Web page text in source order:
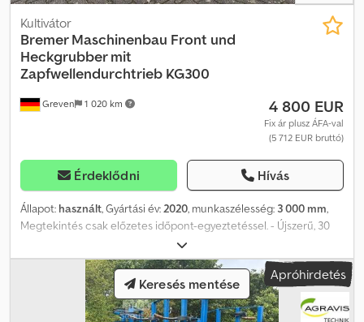
Greven 1 020 km
Kultivátor
Bremer Maschinenbau Front und
Heckgrubber mit
Zapfwellendurchtrieb KG300
4 800 EUR
Fix ár plusz ÁFA-val
(5 712 EUR bruttó)
Érdeklődni Hívás
Állapot: használt, Gyártási év:2020, munkaszélesség: 3 000 mm,
Megtekintés csak előzetes időpont-egyeztetéssel. - Újszerű, 30
ha-on használt - Első és hátsó kultivátor támasztókerekekkel -
Gyártási év: 2020 - Gyártó: Bremer - 3 m munkaszélesség
Dsdpfxeyfiwbe Aa Dsck - Kardántengelyes meghajtással Előzetes
értékesítés, tévedések és elírások jogának fenntartásával.
Apróhirdetés
Keresés mentése